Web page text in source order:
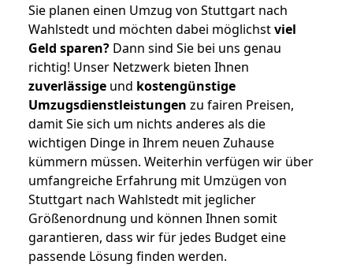
Sie planen einen Umzug von Stuttgart nach
Wahlstedt und möchten dabei möglichstviel
Geld sparen? Dann sind Sie bei uns genau
richtig! Unser Netzwerk bieten Ihnen
zuverlässige und kostengünstige
Umzugsdienstleistungen zu fairen Preisen,
damit Sie sich um nichts anderes als die
wichtigen Dinge in Ihrem neuen Zuhause
kümmern müssen. Weiterhin verfügen wir über
umfangreiche Erfahrung mit Umzügen von
Stuttgart nach Wahlstedt mit jeglicher
Größenordnung und können Ihnen somit
garantieren, dass wir für jedes Budget eine
passende Lösung finden werden.